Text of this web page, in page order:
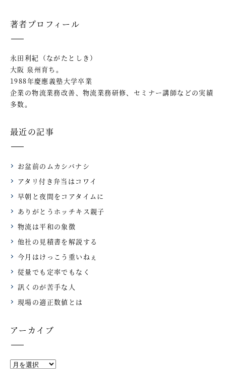
著者プロフィール
永田利紀（ながたとしき）
大阪 泉州育ち。
1988年慶應義塾大学卒業
企業の物流業務改善、物流業務研修、セミナー講師などの実績
多数。
最近の記事
お盆前のムカシバナシ
アタリ付き弁当はコワイ
早朝と夜間をコアタイムに
ありがとうホッチキス親子
物流は平和の象徴
他社の見積書を解説する
今月はけっこう重いねぇ
従量でも定率でもなく
訊くのが苦手な人
現場の適正数値とは
アーカイブ